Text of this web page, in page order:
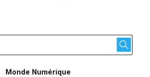
Monde Numérique